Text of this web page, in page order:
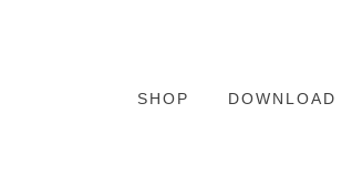
SHOP DOWNLOAD